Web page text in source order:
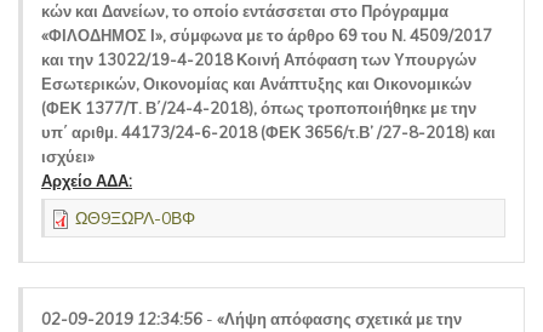
κών και Δανείων, το οποίο εντάσσεται στο Πρόγραμμα
«ΦΙΛΟΔΗΜΟΣ Ι», σύμφωνα με το άρθρο 69 του Ν. 4509/2017
και την 13022/19-4-2018 Κοινή Απόφαση των Υπουργών
Εσωτερικών, Οικονομίας και Ανάπτυξης και Οικονομικών
(ΦΕΚ 1377/Τ. Β΄/24-4-2018), όπως τροποποιήθηκε με την
υπ΄ αριθμ. 44173/24-6-2018 (ΦΕΚ 3656/τ.Β’ /27-8-2018) και
ισχύει»
Αρχείο ΑΔΑ:
ΩΘ9ΞΩΡΛ-0ΒΦ
02-09-2019 12:34:56 - «Λήψη απόφασης σχετικά με την